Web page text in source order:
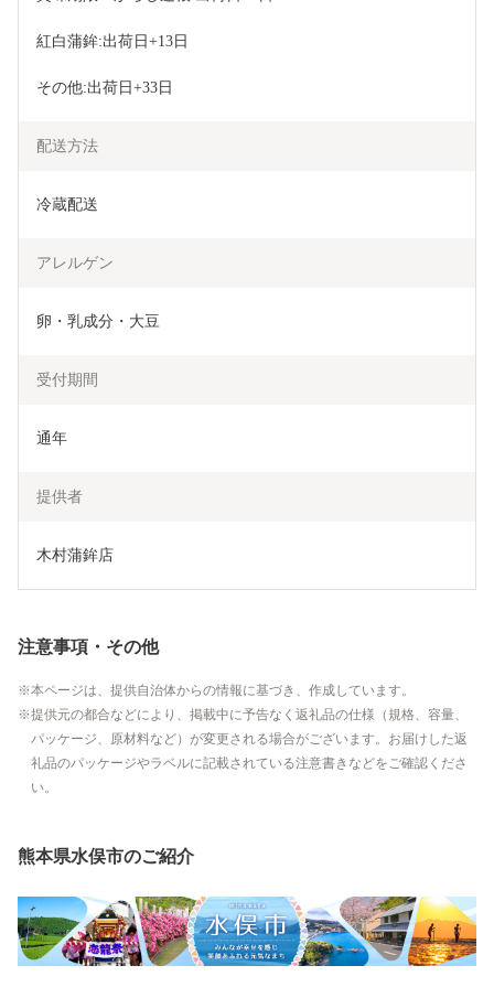
紅白蒲鉾:出荷日+13日
その他:出荷日+33日
配送方法
冷蔵配送
アレルゲン
卵・乳成分・大豆
受付期間
通年
提供者
木村蒲鉾店
注意事項・その他
本ページは、提供自治体からの情報に基づき、作成しています。
提供元の都合などにより、掲載中に予告なく返礼品の仕様（規格、容量、
パッケージ、原材料など）が変更される場合がございます。お届けした返
礼品のパッケージやラベルに記載されている注意書きなどをご確認くださ
い。
熊本県水俣市のご紹介